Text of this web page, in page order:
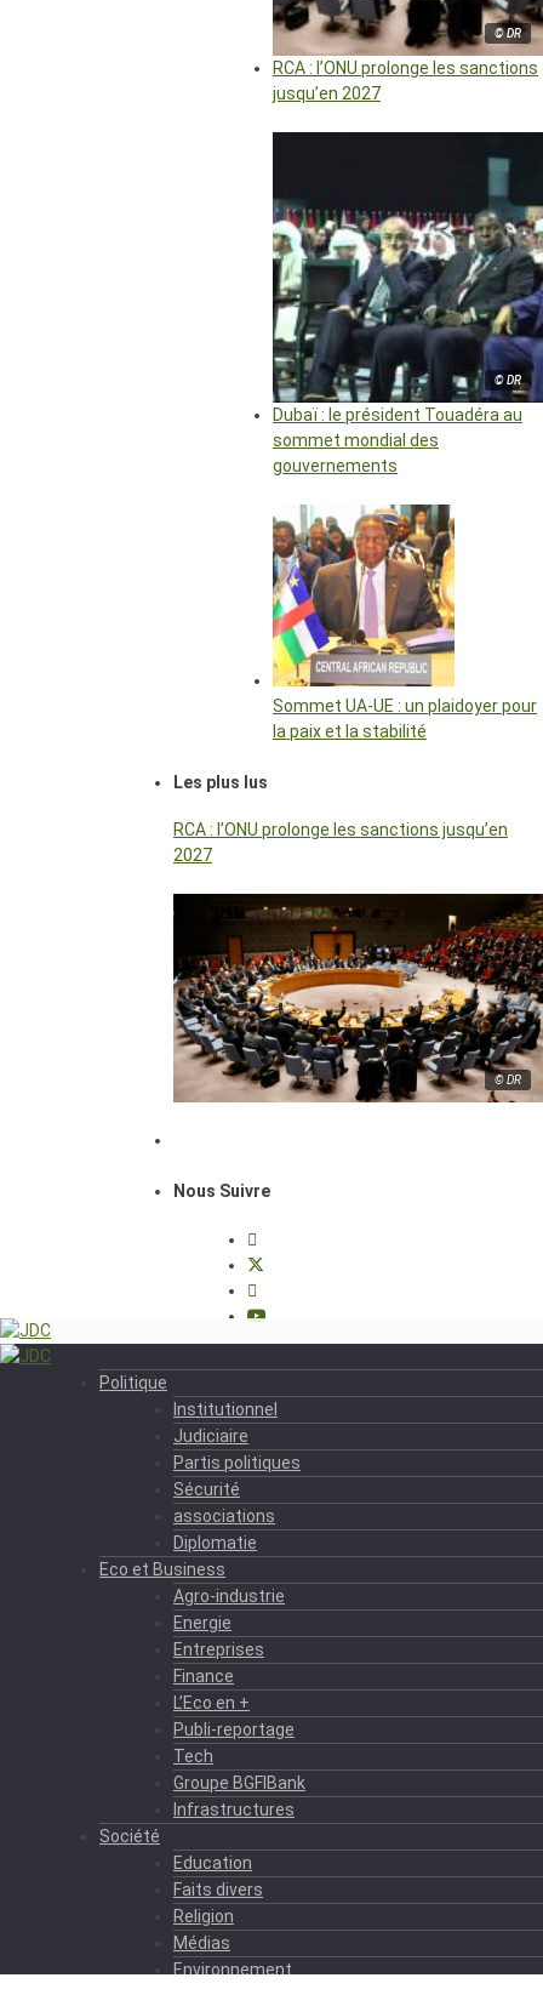
© DR
RCA : l’ONU prolonge les sanctions
jusqu’en 2027
© DR
Dubaï : le président Touadéra au
sommet mondial des
gouvernements
Sommet UA-UE : un plaidoyer pour
la paix et la stabilité
Les plus lus
RCA : l’ONU prolonge les sanctions jusqu’en
2027
© DR
Nous Suivre
Politique
Institutionnel
Judiciaire
Partis politiques
Sécurité
associations
Diplomatie
Eco et Business
Agro-industrie
Energie
Entreprises
Finance
L’Eco en +
Publi-reportage
Tech
Groupe BGFIBank
Infrastructures
Société
Education
Faits divers
Religion
Médias
Environnement